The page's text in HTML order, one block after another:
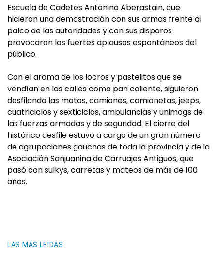
Escuela de Cadetes Antonino Aberastain, que
hicieron una demostración con sus armas frente al
palco de las autoridades y con sus disparos
provocaron los fuertes aplausos espontáneos del
público.
Con el aroma de los locros y pastelitos que se
vendían en las calles como pan caliente, siguieron
desfilando las motos, camiones, camionetas, jeeps,
cuatriciclos y sexticiclos, ambulancias y unimogs de
las fuerzas armadas y de seguridad. El cierre del
histórico desfile estuvo a cargo de un gran número
de agrupaciones gauchas de toda la provincia y de la
Asociación Sanjuanina de Carruajes Antiguos, que
pasó con sulkys, carretas y mateos de más de 100
años.
LAS MÁS LEIDAS